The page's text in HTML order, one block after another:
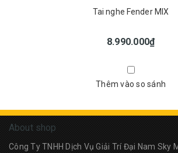
Tai nghe Fender MIX
8.990.000₫
Thêm vào so sánh
About shop
Công Ty TNHH Dịch Vụ Giải Trí Đại Nam Sky